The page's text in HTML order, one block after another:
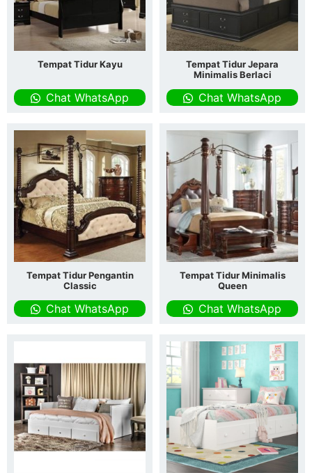
Tempat Tidur Kayu
Chat WhatsApp
Tempat Tidur Jepara
Minimalis Berlaci
Chat WhatsApp
Tempat Tidur Pengantin
Classic
Chat WhatsApp
Tempat Tidur Minimalis
Queen
Chat WhatsApp